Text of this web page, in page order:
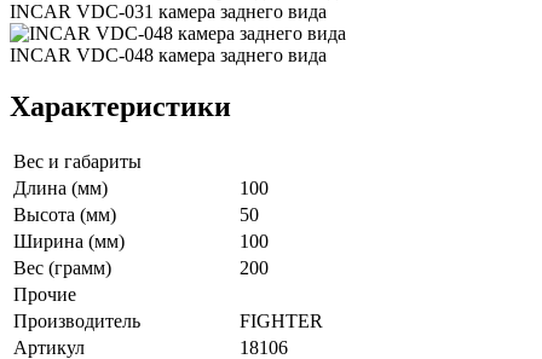
INCAR VDC-031 камера заднего вида
INCAR VDC-048 камера заднего вида
Характеристики
Вес и габариты
Длина (мм)
100
Высота (мм)
50
Ширина (мм)
100
Вес (грамм)
200
Прочие
Производитель
FIGHTER
Артикул
18106